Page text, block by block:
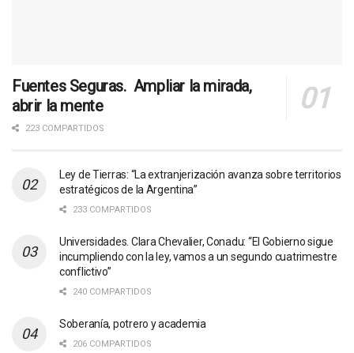
Fuentes Seguras. Ampliar la mirada,
abrir la mente
223 COMPARTIDOS
Ley de Tierras: “La extranjerización avanza sobre territorios
estratégicos de la Argentina”
233 COMPARTIDOS
Universidades. Clara Chevalier, Conadu: “El Gobierno sigue
incumpliendo con la ley, vamos a un segundo cuatrimestre
conflictivo”
240 COMPARTIDOS
Soberanía, potrero y academia
206 COMPARTIDOS